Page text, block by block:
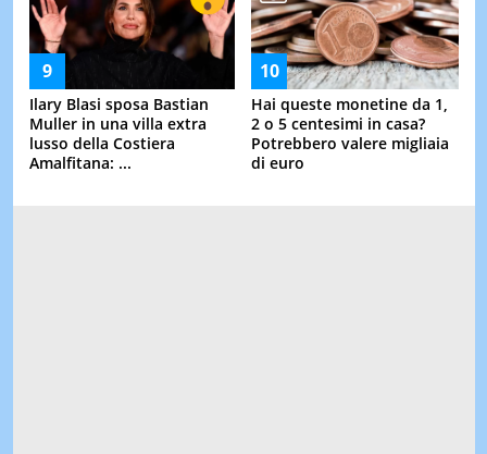
Ilary Blasi sposa Bastian
Muller in una villa extra
lusso della Costiera
Amalfitana: ...
Hai queste monetine da 1,
2 o 5 centesimi in casa?
Potrebbero valere migliaia
di euro